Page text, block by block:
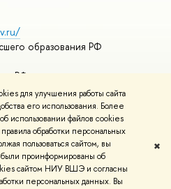
для улучшения работы сайта
его использования. Более
использовании файлов cookies
обработки персональных
пользоваться сайтом, вы
проинформированы об
сайтом НИУ ВШЭ и согласны
персональных данных. Вы
✖
образования РФ
РФ
курсы
и контактыУсловия
конфиденциальности